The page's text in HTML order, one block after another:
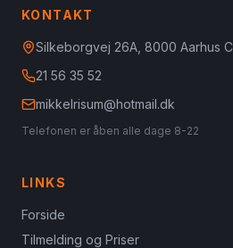
KONTAKT
Silkeborgvej 26A, 8000 Aarhus C
21 56 35 52
mikkelrisum@hotmail.dk
Telefonen er åben alle dage 8-22
LINKS
Forside
Tilmelding og Priser